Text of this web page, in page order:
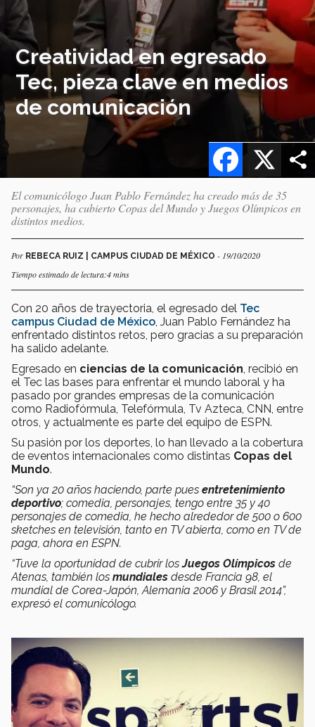
Creatividad en egresado
Tec, pieza clave en medios
de comunicación
X
Facebook
El comunicólogo Juan Pablo Fernández ha creado más de 35
personajes, ha cubierto Copas del Mundo y Juegos Olímpicos en
distintos medios.
Por REBECA RUIZ | CAMPUS CIUDAD DE MÉXICO - 19/10/2020
Tiempo estimado de lectura:4 mins
Con 20 años de trayectoria, el egresado del Tec
campus Ciudad de México , Juan Pablo Fernández ha
enfrentado distintos retos, pero gracias a su preparación
ha salido adelante.
Egresado en ciencias de la comunicación , recibió en
el Tec las bases para enfrentar el mundo laboral y ha
pasado por grandes empresas de la comunicación
como Radiofórmula, Telefórmula, Tv Azteca, CNN, entre
otros, y actualmente es parte del equipo de ESPN.
Su pasión por los deportes, lo han llevado a la cobertura
de eventos internacionales como distintas Copas del
Mundo.
“Son ya 20 años haciendo, parte pues entretenimiento
deportivo; comedia, personajes, tengo entre 35 y 40
personajes de comedia, he hecho alrededor de 500 o 600
sketches en televisión, tanto en TV abierta, como en TV de
paga, ahora en ESPN.
“Tuve la oportunidad de cubrir losJuegos Olímpicos de
Atenas, también los mundiales desde Francia 98, el
mundial de Corea-Japón, Alemania 2006 y Brasil 2014”,
expresó el comunicólogo.